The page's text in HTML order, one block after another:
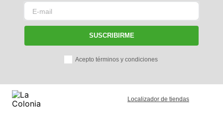
SUSCRIBIRME
Acepto términos y condiciones
Localizador de tiendas